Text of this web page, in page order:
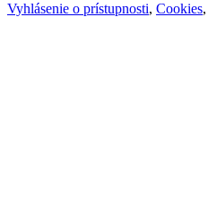
Vyhlásenie o prístupnosti, Cookies,